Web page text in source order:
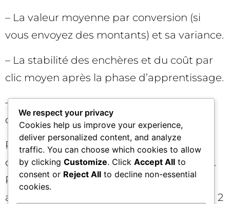
– La valeur moyenne par conversion (si
vous envoyez des montants) et sa variance.
– La stabilité des enchères et du coût par
clic moyen après la phase d’apprentissage.
– Les délais de traitement et la fraîcheur
des uploads (SLA opérationnel).
Pensez à annoter la mise en production
dans Google Ads et dans votre outil de BI.
Présentez l’impact aux parties prenantes
avec une comparaison « avant/après » sur 2
We respect your privacy
Cookies help us improve your experience,
deliver personalized content, and analyze
traffic. You can choose which cookies to allow
by clicking Customize. Click Accept All to
consent or Reject All to decline non-essential
cookies.